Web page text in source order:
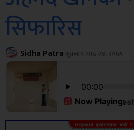
सिफारिस
Sidha Patra शुक्रबार, भाद्र २४, २०७९